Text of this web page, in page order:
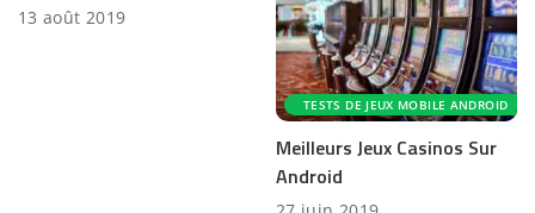
13 août 2019
TESTS DE JEUX MOBILE ANDROID
Meilleurs Jeux Casinos Sur
Android